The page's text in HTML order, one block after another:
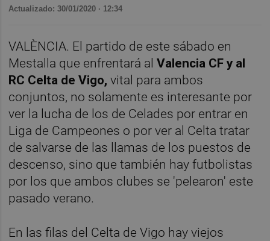
Actualizado: 30/01/2020 · 12:34
VALÈNCIA. El partido de este sábado en
Mestalla que enfrentará alValencia CF y al
RC Celta de Vigo, vital para ambos
conjuntos, no solamente es interesante por
ver la lucha de los de Celades por entrar en
Liga de Campeones o por ver al Celta tratar
de salvarse de las llamas de los puestos de
descenso, sino que también hay futbolistas
por los que ambos clubes se 'pelearon' este
pasado verano.
En las filas del Celta de Vigo hay viejos